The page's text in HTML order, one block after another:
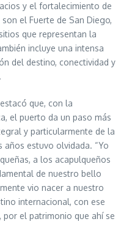
y el fortalecimiento de
el Fuerte de San Diego,
que representan la
incluye una intensa
del destino, conectividad y
que, con la
el puerto da un paso más
y particularmente de la
años estuvo olvidada. “Yo
a los acapulqueños
de nuestro bello
vio nacer a nuestro
internacional, con ese
el patrimonio que ahí se